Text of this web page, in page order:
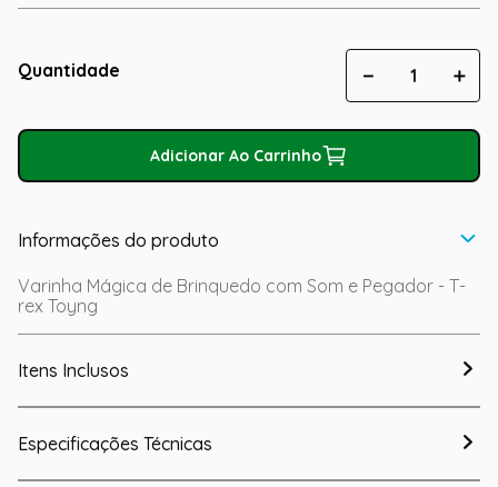
Quantidade ＋
－
Adicionar Ao Carrinho
Informações do produto
Varinha Mágica de Brinquedo com Som e Pegador - T-
rex Toyng
Itens Inclusos
Especificações Técnicas